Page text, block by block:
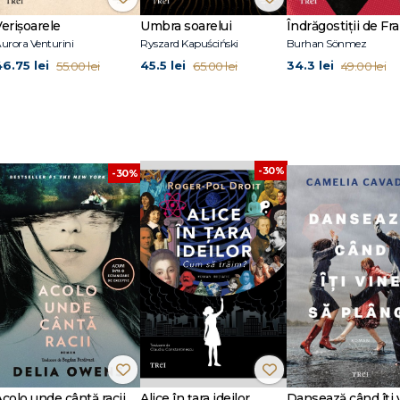
Homer, Elenei din Troia și fanteziilor sale de tinerețe. Un text inclasificabil,
Châtelus-le-Marcheix, departamentul Creuse. După ce tatăl său a
cu publicarea cărțiiVies minuscules, considerată o capodoperă a
carte i-a salvat viața. Operele sale au fost traduse în germană,
cehă, norvegiană și engleză.
Venturini
lei 55.00 lei
Umbra soarelui
Ryszard Kapuściński
45.5 lei 65.00 lei
Îndrăgostiții de
Burhan Sönmez
34.3 lei 49.00 lei
-30% -30%